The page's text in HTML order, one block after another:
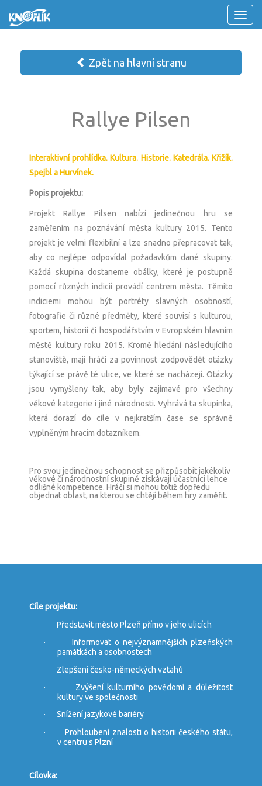
Zpět na hlavní stranu
Rallye Pilsen
Interaktivní prohlídka. Kultura. Historie. Katedrála. Křižík.
Spejbl a Hurvínek.
Popis projektu:
Projekt Rallye Pilsen nabízí jedinečnou hru se
zaměřením na poznávání města kultury 2015. Tento
projekt je velmi flexibilní a lze snadno přepracovat tak,
aby co nejlépe odpovídal požadavkům dané skupiny.
Každá skupina dostaneme obálky, které je postupně
pomocí různých indicií provádí centrem města. Těmito
indiciemi mohou být portréty slavných osobností,
fotografie či různé předměty, které souvisí s kulturou,
sportem, historií či hospodářstvím v Evropském hlavním
městě kultury roku 2015. Kromě hledání následujícího
stanoviště, mají hráči za povinnost zodpovědět otázky
týkající se právě té ulice, ve které se nacházejí. Otázky
jsou vymyšleny tak, aby byly zajímavé pro všechny
věkové kategorie i jiné národnosti. Vyhrává ta skupinka,
která dorazí do cíle v nejkratším čase se správně
vyplněným hracím dotazníkem.
Pro svou jedinečnou schopnost se přizpůsobit jakékoliv
věkové či národnostní skupině získávají účastníci lehce
odlišné kompetence. Hráči si mohou totiž dopředu
objednat oblast, na kterou se chtějí během hry zaměřit.
Cíle projektu:
· Představit město Plzeň přímo v jeho ulicích
·
Informovat o nejvýznamnějších plzeňských
památkách a osobnostech
· Zlepšení česko-německých vztahů
·
Zvýšení kulturního povědomí a důležitost
kultury ve společnosti
· Snížení jazykové bariéry
·
Prohloubení znalosti o historii českého státu,
v centru s Plzní
Cílovka: